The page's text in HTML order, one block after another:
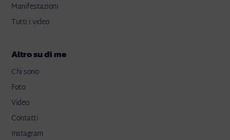
Manifestazioni
Tutti i video
Altro su di me
Chi sono
Foto
Video
Contatti
Instagram